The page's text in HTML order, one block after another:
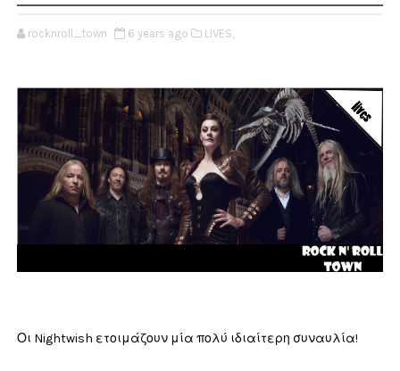
rocknroll_town 6 years ago LIVES,
Οι Nightwish ετοιμάζουν μία πολύ ιδιαίτερη συναυλία!